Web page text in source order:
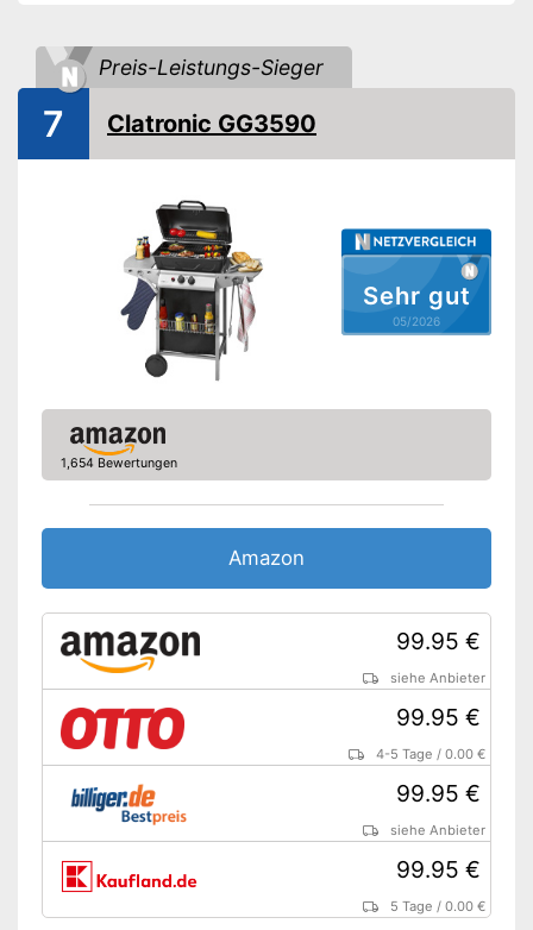
Temperaturanzeige
Räder
Gewicht
15 kg
Amazon Lieferzeit
Preis-Leistungs-Sieger
Sehr gut
05/2026
7 Clatronic GG3590
1,654 Bewertungen
Amazon
99.95 €
siehe Anbieter
99.95 €
4-5 Tage /0.00 €
99.95 €
siehe Anbieter
99.95 €
5 Tage /0.00 €